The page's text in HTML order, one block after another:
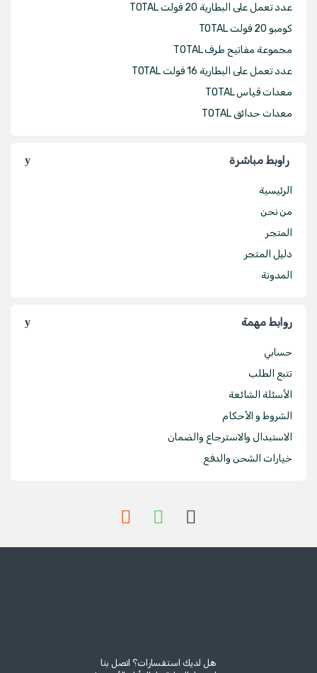
عدد تعمل على البطارية 20 فولت TOTAL
كومبو 20 فولت TOTAL
مجموعة مفاتيح طرف TOTAL
عدد تعمل على البطارية 16 فولت TOTAL
معدات قياس TOTAL
معدات حدائق TOTAL
راوبط مباشرة
الرئيسية
من نحن
المتجر
دليل المتجر
المدونة
روابط مهمة
حسابي
تتبع الطلب
الأسئلة الشائعة
الشروط و الأحكام
الاستبدال والاسترجاع والضمان
خيارات الشحن والدفع
هل لديك استفسارات؟ اتصل بنا